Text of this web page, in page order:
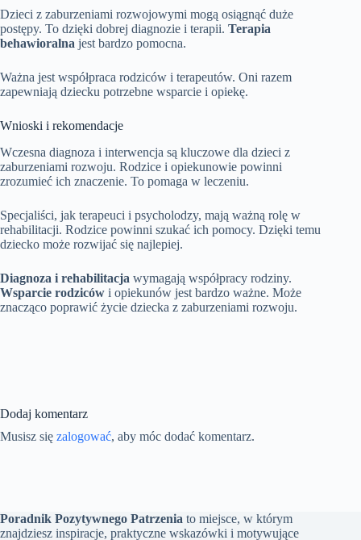
Dzieci z zaburzeniami rozwojowymi mogą osiągnąć duże
postępy. To dzięki dobrej diagnozie i terapii. Terapia
behawioralna jest bardzo pomocna.
Ważna jest współpraca rodziców i terapeutów. Oni razem
zapewniają dziecku potrzebne wsparcie i opiekę.
Wnioski i rekomendacje
Wczesna diagnoza i interwencja są kluczowe dla dzieci z
zaburzeniami rozwoju. Rodzice i opiekunowie powinni
zrozumieć ich znaczenie. To pomaga w leczeniu.
Specjaliści, jak terapeuci i psycholodzy, mają ważną rolę w
rehabilitacji. Rodzice powinni szukać ich pomocy. Dzięki temu
dziecko może rozwijać się najlepiej.
Diagnoza i rehabilitacja wymagają współpracy rodziny.
Wsparcie rodziców i opiekunów jest bardzo ważne. Może
znacząco poprawić życie dziecka z zaburzeniami rozwoju.
Dodaj komentarz
Musisz się zalogować, aby móc dodać komentarz.
Poradnik Pozytywnego Patrzenia to miejsce, w którym
znajdziesz inspiracje, praktyczne wskazówki i motywujące